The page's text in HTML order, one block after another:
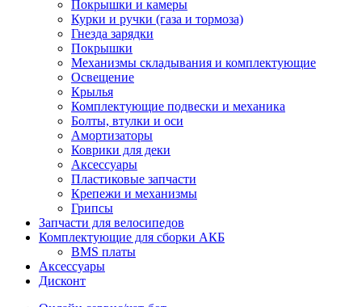
Покрышки и камеры
Курки и ручки (газа и тормоза)
Гнезда зарядки
Покрышки
Механизмы складывания и комплектующие
Освещение
Крылья
Комплектующие подвески и механика
Болты, втулки и оси
Амортизаторы
Коврики для деки
Аксессуары
Пластиковые запчасти
Крепежи и механизмы
Грипсы
Запчасти для велосипедов
Комплектующие для сборки АКБ
BMS платы
Аксессуары
Дисконт